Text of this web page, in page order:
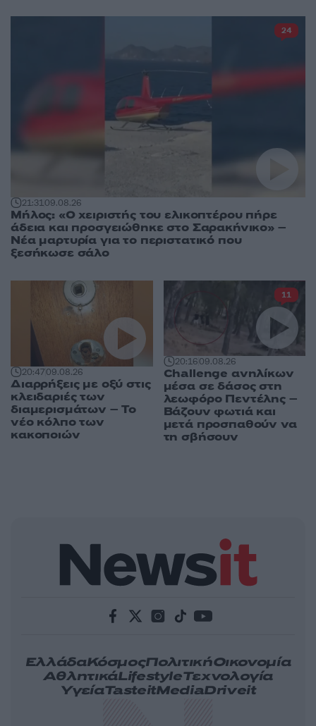
21:3109.08.26
Μήλος: «Ο χειριστής του ελικοπτέρου πήρε
άδεια και προσγειώθηκε στο Σαρακήνικο» –
Νέα μαρτυρία για το περιστατικό που
ξεσήκωσε σάλο
24
20:4709.08.26
Διαρρήξεις με οξύ στις
κλειδαριές των
διαμερισμάτων – Το
νέο κόλπο των
κακοποιών
20:1609.08.26
Challenge ανηλίκων
μέσα σε δάσος στη
λεωφόρο Πεντέλης –
Βάζουν φωτιά και
μετά προσπαθούν να
τη σβήσουν
11
ΕλλάδαΚόσμοςΠολιτικήΟικονομία
ΑθλητικάLifestyleΤεχνολογία
ΥγείαTasteitMediaDriveit